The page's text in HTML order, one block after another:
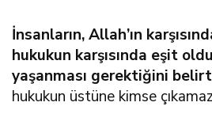
İnsanların, Allah’ın
hukukun karşısında eşit
yaşanması gerektiğini
hukukun üstüne kimse